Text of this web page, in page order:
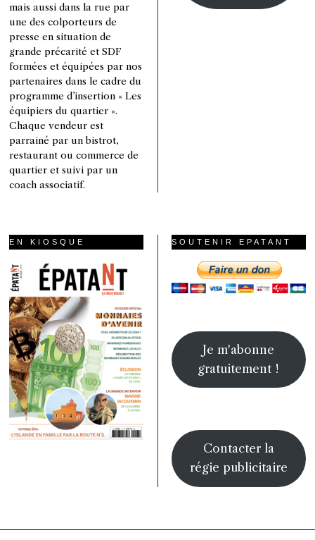
mais aussi dans la rue par
une des colporteurs de
presse en situation de
grande précarité et SDF
formées et équipées par nos
partenaires dans le cadre du
programme d’insertion « Les
équipiers du quartier ».
Chaque vendeur est
parrainé par un bistrot,
restaurant ou commerce de
quartier et suivi par un
coach associatif.
EN KIOSQUE SOUTENIR EPATANT
Je m'abonne
gratuitement !
Contacter la
régie publicitaire